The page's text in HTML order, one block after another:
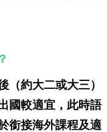
（約大二或大三）
國較適宜，此時語
銜接海外課程及適